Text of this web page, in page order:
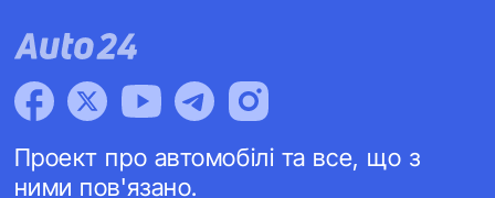
Проект про автомобілі та все, що з
ними пов'язано.